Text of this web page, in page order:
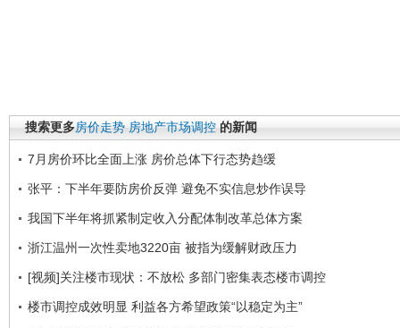
搜索更多房价走势 房地产市场调控 的新闻
7月房价环比全面上涨 房价总体下行态势趋缓
张平：下半年要防房价反弹 避免不实信息炒作误导
我国下半年将抓紧制定收入分配体制改革总体方案
浙江温州一次性卖地3220亩 被指为缓解财政压力
[视频]关注楼市现状：不放松 多部门密集表态楼市调控
楼市调控成效明显 利益各方希望政策“以稳定为主”